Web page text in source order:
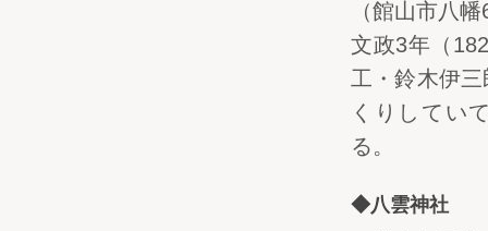
（館山市八
文政3年（
工・鈴木伊
くりしてい
る。
◆八雲神社